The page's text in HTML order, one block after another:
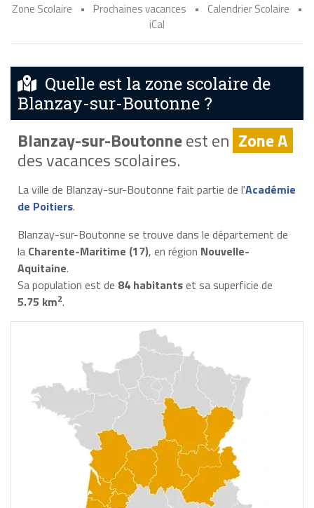
Zone Scolaire • Prochaines vacances • Calendrier Scolaire
•
iCal
Quelle est la zone scolaire de
Blanzay-sur-Boutonne ?
Blanzay-sur-Boutonneest en Zone A
des vacances scolaires.
La ville de Blanzay-sur-Boutonne fait partie de l'Académie
de Poitiers.
Blanzay-sur-Boutonne se trouve dans le département de
la Charente-Maritime (17), en région Nouvelle-
Aquitaine.
Sa population est de 84 habitantset sa superficie de
5.75 km2.